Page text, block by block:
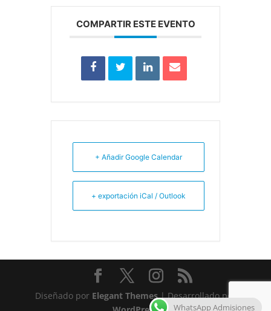
COMPARTIR ESTE EVENTO
+ Añadir Google Calendar
+ exportación iCal / Outlook
Diseñado por Elegant Themes| Desarrollado por
WhatsApp Admisiones